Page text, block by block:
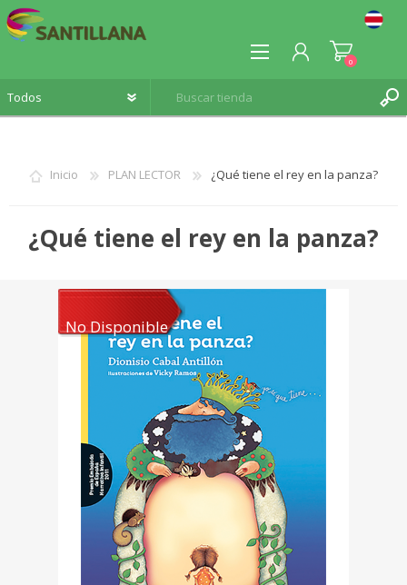
INICIA SESIÓN
0
Inicio PLAN LECTOR ¿Qué tiene el rey en la panza?
¿Qué tiene el rey en la panza?
No Disponible